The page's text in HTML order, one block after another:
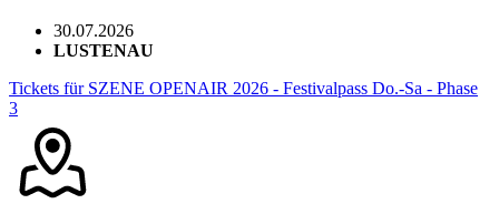
30.07.2026
LUSTENAU
Tickets für SZENE OPENAIR 2026 - Festivalpass Do.-Sa - Phase
3